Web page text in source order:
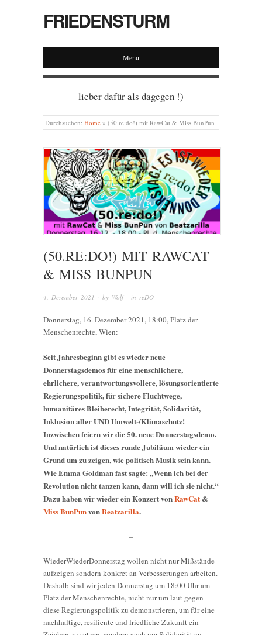
FRIEDENSTURM
Menu
lieber dafür als dagegen !)
Durchsuchen: Home » (50.re:do!) mit RawCat & Miss BunPun
(50.RE:DO!) MIT RAWCAT
& MISS BUNPUN
4. Dezember 2021 · by Wolf· in reDO
Donnerstag, 16. Dezember 2021, 18:00, Platz der
Menschenrechte, Wien:
Seit Jahresbeginn gibt es wieder neue
Donnerstagsdemos für eine menschlichere,
ehrlichere, verantwortungsvollere, lösungsorientierte
Regierungspolitik, für sichere Fluchtwege,
humanitäres Bleiberecht, Integrität, Solidarität,
Inklusion aller UND Umwelt-/Klimaschutz!
Inzwischen feiern wir die 50. neue Donnerstagsdemo.
Und natürlich ist dieses runde Jubiläum wieder ein
Grund um zu zeigen, wie politisch Musik sein kann.
Wie Emma Goldman fast sagte: „Wenn ich bei der
Revolution nicht tanzen kann, dann will ich sie nicht.“
Dazu haben wir wieder ein Konzert vonRawCat&
Miss BunPunvonBeatzarilla.
–
WiederWiederDonnerstag wollen nicht nur Mißstände
aufzeigen sondern konkret an Verbesserungen arbeiten.
Deshalb sind wir jeden Donnerstag um 18:00 Uhr am
Platz der Menschenrechte, nicht nur um laut gegen
diese Regierungspolitik zu demonstrieren, um für eine
nachhaltige, resiliente und friedliche Zukunft ein